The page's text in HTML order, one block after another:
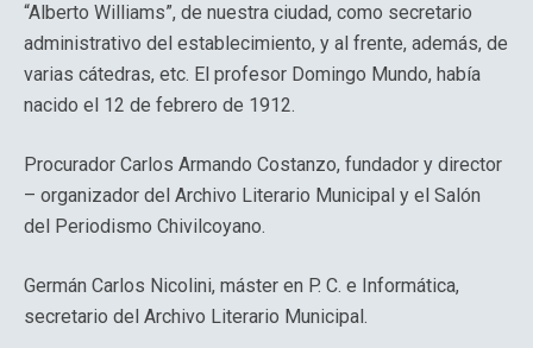
“Alberto Williams”, de nuestra ciudad, como secretario
administrativo del establecimiento, y al frente, además, de
varias cátedras, etc. El profesor Domingo Mundo, había
nacido el 12 de febrero de 1912.
Procurador Carlos Armando Costanzo, fundador y director
– organizador del Archivo Literario Municipal y el Salón
del Periodismo Chivilcoyano.
Germán Carlos Nicolini, máster en P. C. e Informática,
secretario del Archivo Literario Municipal.